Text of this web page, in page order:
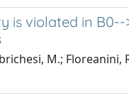
is violated in B0--
M.; Floreanini,